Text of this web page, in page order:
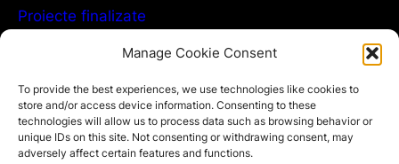
Manage Cookie Consent
To provide the best experiences, we use technologies like cookies to
store and/or access device information. Consenting to these
technologies will allow us to process data such as browsing behavior or
unique IDs on this site. Not consenting or withdrawing consent, may
adversely affect certain features and functions.
Proiecte finalizate
GDPR
Politica de confidențialitate